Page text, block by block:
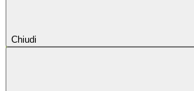
Chiudi